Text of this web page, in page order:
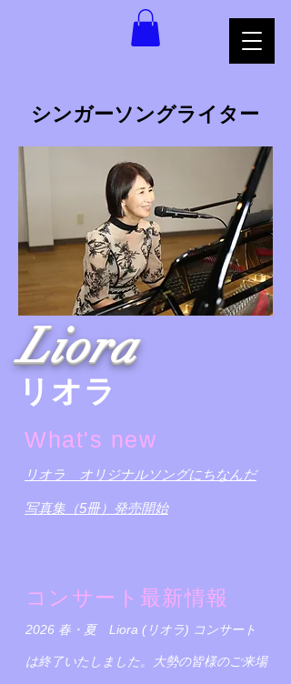
​シンガーソングライター
Liora
​リオラ
What's new
リオラ オリジナルソングにちなんだ
写真集（5冊）発売開始
コンサート最新情報
2026 春・夏 Liora (リオラ) コンサート
は終了いたしました。 大勢の皆様のご来場